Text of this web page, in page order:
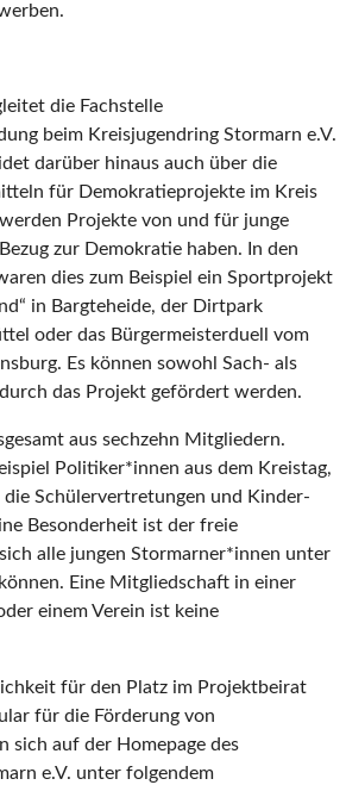
die Fachstelle
beim Kreisjugendring Stormarn e.V.
darüber hinaus auch über die
für Demokratieprojekte im Kreis
Projekte von und für junge
zur Demokratie haben. In den
dies zum Beispiel ein Sportprojekt
in Bargteheide, der Dirtpark
oder das Bürgermeisterduell vom
Es können sowohl Sach- als
das Projekt gefördert werden.
aus sechzehn Mitgliedern.
Politiker*innen aus dem Kreistag,
die Schülervertretungen und Kinder-
Besonderheit ist der freie
alle jungen Stormarner*innen unter
Eine Mitgliedschaft in einer
einem Verein ist keine
für den Platz im Projektbeirat
für die Förderung von
sich auf der Homepage des
e.V. unter folgendem